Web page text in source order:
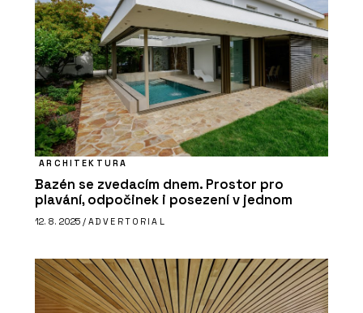
ARCHITEKTURA
Bazén se zvedacím dnem. Prostor pro
plavání, odpočinek i posezení v jednom
12. 8. 2025 / ADVERTORIAL